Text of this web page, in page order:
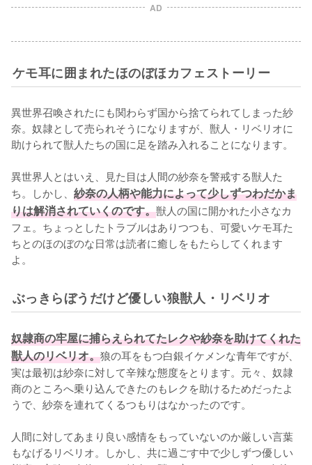
AD
ケモ耳に囲まれたほのぼほカフェストーリー
異世界召喚されたにも関わらず国から捨てられてしまった紗
奈。奴隷として売られそうになりますが、獣人・リベリオに
助けられて獣人たちの国に足を踏み入れることになります。
異世界人とはいえ、見た目は人間の紗奈を警戒する獣人た
ち。しかし、 紗奈の人柄や能力によって少しずつわだかま
りは解消されていくのです。獣人の国に開かれた小さなカ
フェ。ちょっとしたトラブルはありつつも、可愛いケモ耳た
ちとのほのぼのな日常は読者に癒しをもたらしてくれます
よ。
ぶっきらぼうだけど優しい狼獣人・リベリオ
奴隷商の牢屋に捕らえられてたレクや紗奈を助けてくれた
獣人のリベリオ。狼の耳をもつ白銀イケメンな青年ですが、
実は最初は紗奈に対して辛辣な態度をとります。元々、奴隷
商のところへ乗り込んできたのもレクを助けるためだったよ
うで、紗奈を連れてくるつもりはなかったのです。
人間に対してあまり良い感情をもっていないのか厳しい言葉
もなげるリベリオ。しかし、共に過ごす中で少しずつ優しい